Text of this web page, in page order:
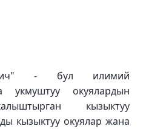
- бул илимий
укмуштуу окуялардын
кызыктуу
кызыктуу окуялар жана